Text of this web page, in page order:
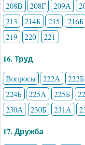
208В
208Г 209А
213
214Б 215 216Б
219
220 221
16. Труд
Вопросы 222А 222Б
224Б
225А 225Б
230А
230Б 231А
17. Дружба